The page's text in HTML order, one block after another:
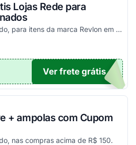
Lojas Rede para
Válido por tempo limitado, para itens da marca Revlon em comprars a partir de R$ 89.
N89
Ver frete grátis
+ ampolas com Cupom
nas compras acima de R$ 150.